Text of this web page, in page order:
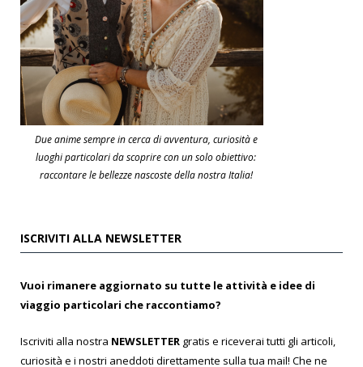
Due anime sempre in cerca di avventura, curiosità e
luoghi particolari da scoprire con un solo obiettivo:
raccontare le bellezze nascoste della nostra Italia!
ISCRIVITI ALLA NEWSLETTER
Vuoi rimanere aggiornato su tutte le attività e idee di
viaggio particolari che raccontiamo?
Iscriviti alla nostra NEWSLETTER gratis e riceverai tutti gli articoli,
curiosità e i nostri aneddoti direttamente sulla tua mail! Che ne